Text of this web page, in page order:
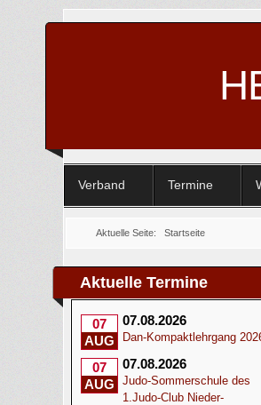
Verband Termine
Aktuelle Seite:Startseite
Aktuelle Termine
07
AUG
07.08.2026
Dan-Kompaktlehrgang
07
AUG
07.08.2026
Judo-Sommerschule des
1.Judo-Club Nieder-